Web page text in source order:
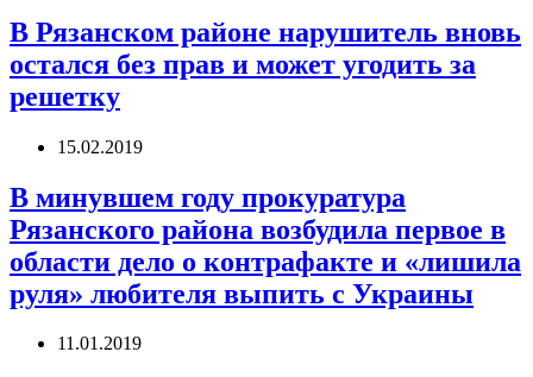
В Рязанском районе нарушитель вновь
остался без прав и может угодить за
решетку
15.02.2019
В минувшем году прокуратура
Рязанского района возбудила первое в
области дело о контрафакте и «лишила
руля» любителя выпить с Украины
11.01.2019